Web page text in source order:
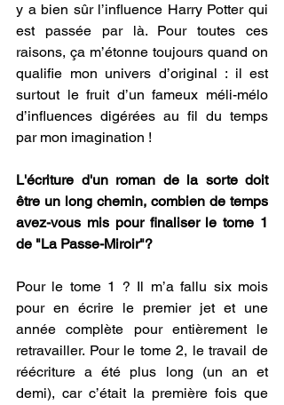
y a bien sûr l’influence Harry Potter qui
est passée par là. Pour toutes ces
raisons, ça m’étonne toujours quand on
qualifie mon univers d’original : il est
surtout le fruit d’un fameux méli-mélo
d’influences digérées au fil du temps
par mon imagination !
L'écriture d'un roman de la sorte doit
être un long chemin, combien de temps
avez-vous mis pour finaliser le tome 1
de "La Passe-Miroir"?
Pour le tome 1 ? Il m’a fallu six mois
pour en écrire le premier jet et une
année complète pour entièrement le
retravailler. Pour le tome 2, le travail de
réécriture a été plus long (un an et
demi), car c’était la première fois que